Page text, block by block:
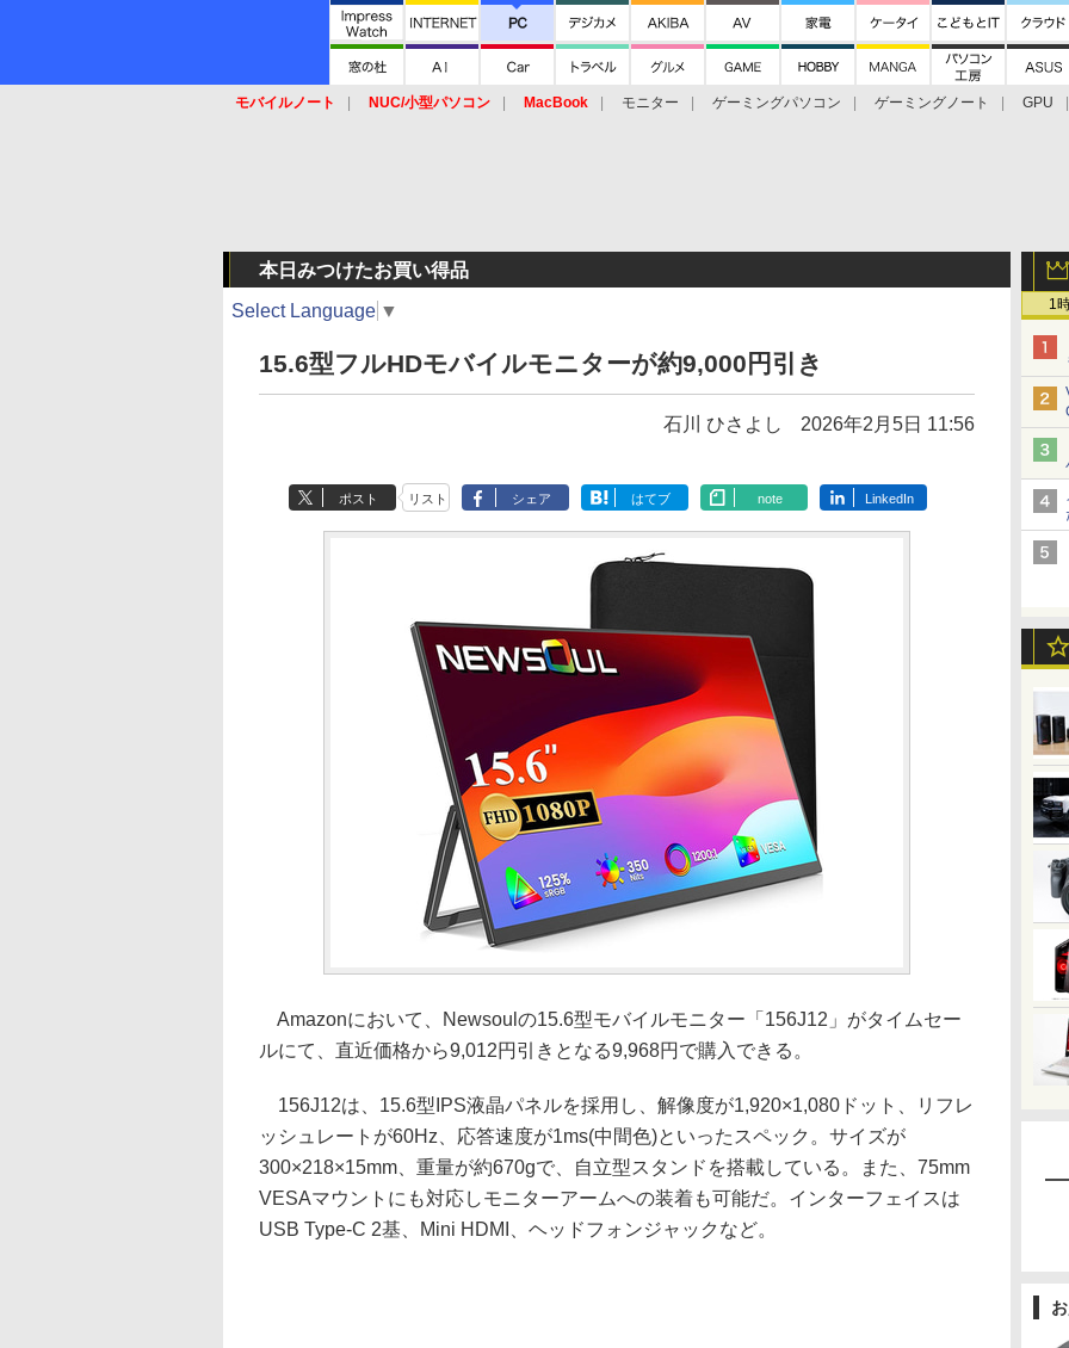
モバイルノート NUC/小型パソコン MacBook モニター ゲーミングパソコン ゲーミングノート
GPU
1
本日みつけたお買い得品
Select Language ▼
15.6型フルHDモバイルモニターが約9,000円引き
石川 ひさよし 2026年2月5日 11:56
ポスト リスト シェア はてブ note LinkedIn
Amazonにおいて、Newsoulの15.6型モバイルモニター「156J12」がタイムセー
ルにて、直近価格から9,012円引きとなる9,968円で購入できる。
156J12は、15.6型IPS液晶パネルを採用し、解像度が1,920×1,080ドット、リフレ
ッシュレートが60Hz、応答速度が1ms(中間色)といったスペック。サイズが
300×218×15mm、重量が約670gで、自立型スタンドを搭載している。また、75mm
VESAマウントにも対応しモニターアームへの装着も可能だ。インターフェイスは
USB Type-C 2基、Mini HDMI、ヘッドフォンジャックなど。